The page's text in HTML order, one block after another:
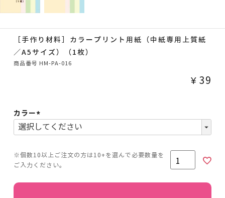
［手作り材料］カラープリント用紙（中紙専用上質紙
／A5サイズ）（1枚）
商品番号 HM-PA-016
¥ 39
カラー
(必